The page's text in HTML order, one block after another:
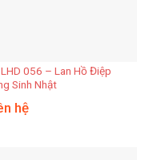
056 – Lan Hồ Điệp
Sinh Nhật
hệ